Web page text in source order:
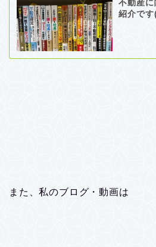
不動産
紹介で
また、私のブログ・動画は